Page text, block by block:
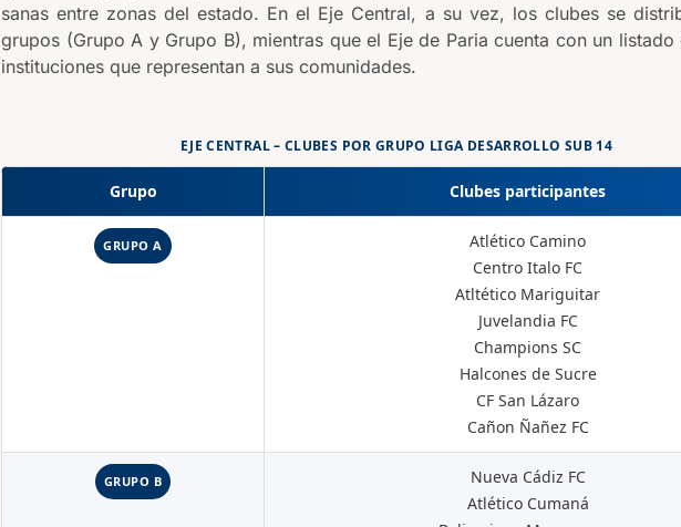
sanas entre zonas del estado. En el Eje Central, a su vez, los clubes se
grupos (Grupo A y Grupo B), mientras que el Eje de Paria cuenta con un
instituciones que representan a sus comunidades.
EJE CENTRAL – CLUBES POR GRUPO LIGA DESARROLLO SUB 14
Grupo Clubes participantes
GRUPO A
Atlético Camino
Centro Italo FC
Atltético Mariguitar
Juvelandia FC
Champions SC
Halcones de Sucre
CF San Lázaro
Cañon Ñañez FC
GRUPO B
Nueva Cádiz FC
Atlético Cumaná